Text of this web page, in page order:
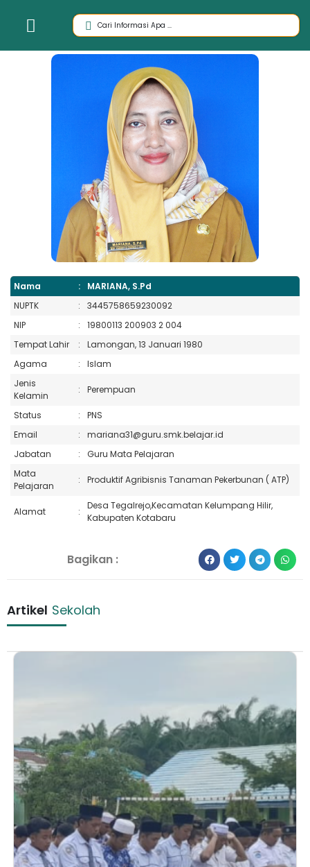
Nama :
MARIANA, S.Pd
NUPTK
:
3445758659230092
NIP
:
19800113 200903 2 004
Tempat Lahir
:
Lamongan, 13 Januari 1980
Agama
:
Islam
Jenis
Kelamin
: Perempuan
Status :
PNS
Email
:
mariana31@guru.smk.belajar.id
Jabatan
:
Guru Mata Pelajaran
Mata
Pelajaran
: Produktif Agribisnis Tanaman Pekerbunan ( ATP)
Alamat :
Desa Tegalrejo,Kecamatan Kelumpang Hilir,
Kabupaten Kotabaru
Bagikan :
Artikel Sekolah